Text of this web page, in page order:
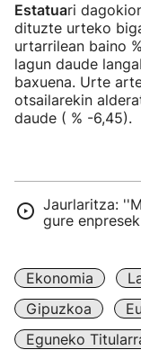
Estatuari
dituzte urteko
urtarrilean baino
lagun daude
baxuena. Urte
otsailarekin
daude ( % -6,45).
Jaurlaritza:
gure
Ekonomia
Gipuzkoa
Eguneko